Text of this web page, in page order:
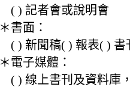
( ) 記者會或說明會
＊書面：
( ) 新聞稿( ) 報表( ) 書
＊電子媒體：
( ) 線上書刊及資料庫